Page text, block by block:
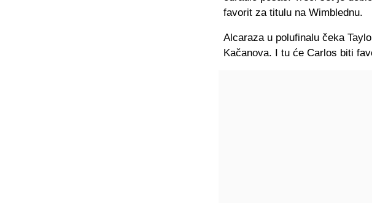
favorit za titulu na Wimblednu.
Alcaraza u polufinalu čeka
Kačanova. I tu će Carlos biti